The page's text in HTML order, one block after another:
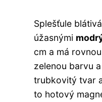
Splešťule
úžasnými
cm a má
zelenou barvu
trubkovitý tvar
to hotový